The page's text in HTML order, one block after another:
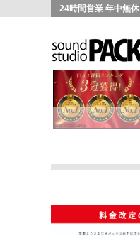
24時間営業 年中無休